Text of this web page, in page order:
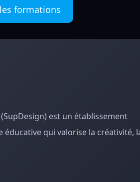
formations
est un établissement
qui valorise la créativité,